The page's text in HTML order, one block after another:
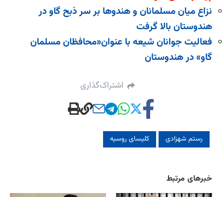
نزاع میان مسلمانان و هندوها بر سر ذبح گاو در
هندوستان بالا گرفت
فعالیت جوانان شیعه با عنوان«محافظان مسلمان
گاو» در هندوستان
اشتراک‌گذاری
رستم شهزادی کلیسای روسیه
خبرهای مرتبط